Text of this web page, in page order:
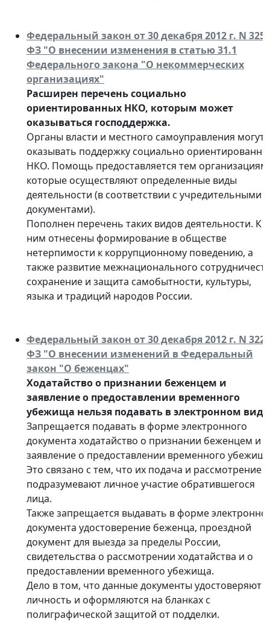
Федеральный закон от 30 декабря 2012 г. N 325-
ФЗ "О внесении изменения в статью 31.1
Федерального закона "О некоммерческих
организациях"
Расширен перечень социально
ориентированных НКО, которым может
оказываться господдержка.
Органы власти и местного самоуправления могут
оказывать поддержку социально
НКО. Помощь предоставляется тем организациям,
которые осуществляют определенные виды
деятельности (в соответствии с учредительными
документами).
Пополнен перечень таких видов деятельности. К
ним отнесены формирование в обществе
нетерпимости к коррупционному поведению, а
также развитие межнационального
сохранение и защита самобытности, культуры,
языка и традиций народов России.
Федеральный закон от 30 декабря 2012 г. N 322-
ФЗ "О внесении изменений в Федеральный
закон "О беженцах"
Ходатайство о признании беженцем и
заявление о предоставлении временного
убежища нельзя подавать в электронном
Запрещается подавать в форме электронного
документа ходатайство о признании беженцем и
заявление о предоставлении временного
Это связано с тем, что их подача и рассмотрение
подразумевают личное участие обратившегося
лица.
Также запрещается выдавать в форме
документа удостоверение беженца, проездной
документ для выезда за пределы России,
свидетельства о рассмотрении ходатайства и о
предоставлении временного убежища.
Дело в том, что данные документы удостоверяют
личность и оформляются на бланках с
полиграфической защитой от подделки.